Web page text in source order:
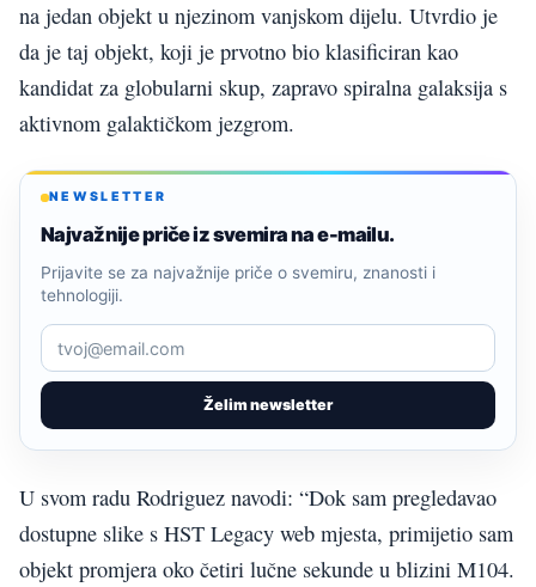
na jedan objekt u njezinom vanjskom dijelu. Utvrdio je
da je taj objekt, koji je prvotno bio klasificiran kao
kandidat za globularni skup, zapravo spiralna galaksija s
aktivnom galaktičkom jezgrom.
NEWSLETTER
Najvažnije priče iz svemira na e-mailu.
Želim newsletter
Prijavite se za najvažnije priče o svemiru, znanosti i
tehnologiji.
U svom radu Rodriguez navodi: “Dok sam pregledavao
dostupne slike s HST Legacy web mjesta, primijetio sam
objekt promjera oko četiri lučne sekunde u blizini M104.